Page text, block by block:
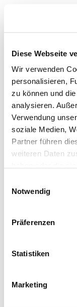
Diese Webseite
Wir verwenden
personalisieren,
zu können und
analysieren.
Verwendung
soziale Medien,
Partner führen
weiteren Daten
Notwendig
Präferenzen
Statistiken
Marketing